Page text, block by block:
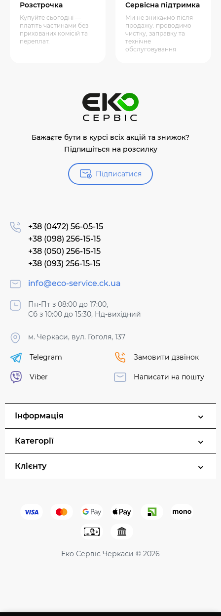
Розстрочка
Купуйте сьогодні —
платіть частинами без
прихованих комісій та
переплат.
Сервісна підтримка
Ми не зникаємо після
продажу: проводимо
чистку, заправку та
технічне
обслуговування
Бажаєте бути в курсі всіх акцій та знижок?
Підпишіться на розсилку
Підписатися
+38 (0472) 56-05-15
+38 (098) 256-15-15
+38 (050) 256-15-15
+38 (093) 256-15-15
info@eco-service.ck.ua
Пн-Пт з 08:00 до 17:00,
Сб з 10:00 до 15:30, Нд-вихідний
м. Черкаси, вул. Гоголя, 137
Telegram
Viber
Замовити дзвінок
Написати на пошту
Інформація
Категорії
Клієнту
Еко Сервіс Черкаси © 2026